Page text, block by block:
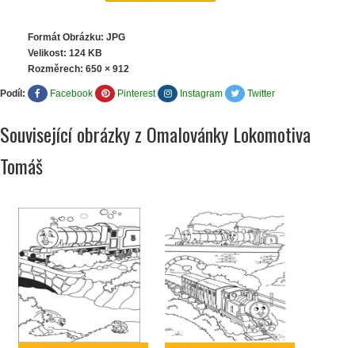
Formát Obrázku: JPG
Velikost: 124 KB
Rozměrech: 650 × 912
Podíl: Facebook Pinterest Instagram Twitter
Související obrázky z Omalovánky Lokomotiva
Tomáš